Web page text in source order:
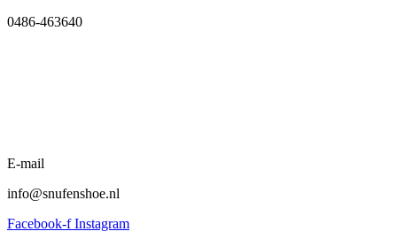
0486-463640
E-mail
info@snufenshoe.nl
Facebook-f Instagram